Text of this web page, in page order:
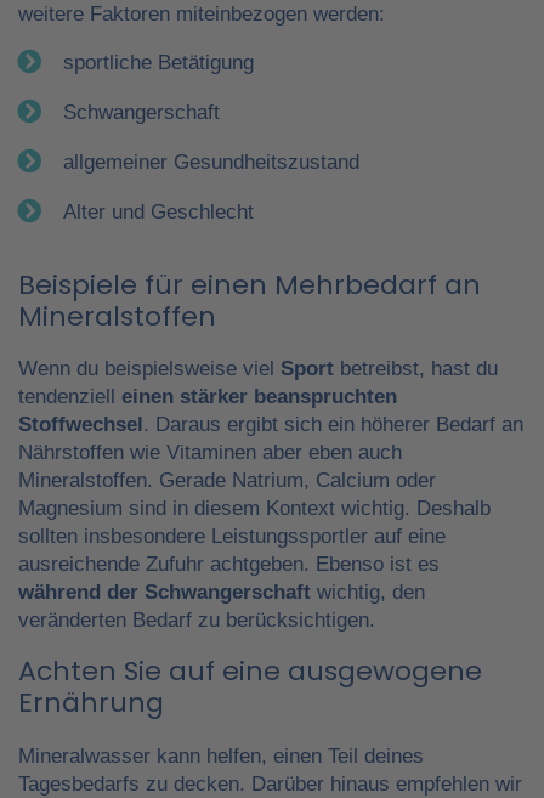
weitere Faktoren miteinbezogen werden:
sportliche Betätigung
Schwangerschaft
allgemeiner Gesundheitszustand
Alter und Geschlecht
Beispiele für einen Mehrbedarf an
Mineralstoffen
Wenn du beispielsweise viel Sport betreibst, hast du
tendenziell einen stärker beanspruchten
Stoffwechsel. Daraus ergibt sich ein höherer Bedarf an
Nährstoffen wie Vitaminen aber eben auch
Mineralstoffen. Gerade Natrium, Calcium oder
Magnesium sind in diesem Kontext wichtig. Deshalb
sollten insbesondere Leistungssportler auf eine
ausreichende Zufuhr achtgeben. Ebenso ist es
während der Schwangerschaft wichtig, den
veränderten Bedarf zu berücksichtigen.
Achten Sie auf eine ausgewogene
Ernährung
Mineralwasser kann helfen, einen Teil deines
Tagesbedarfs zu decken. Darüber hinaus empfehlen wir